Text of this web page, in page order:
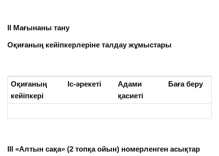
ІІ Мағынаны тану
Оқиғаның кейіпкерлеріне талдау жұмыстары
Оқиғаның
кейіпкері
Іс-әрекеті
Адами
қасиеті
Баға беру
ІІІ «Алтын сақа» (2 топқа ойын) номерленген асықтар